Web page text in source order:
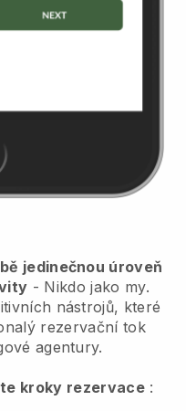
jedinečnou úroveň
- Nikdo jako my.
nástrojů, které
rezervační tok
agentury.
kroky rezervace: